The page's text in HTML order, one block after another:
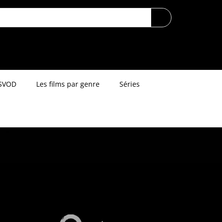
Les films par genre Séries